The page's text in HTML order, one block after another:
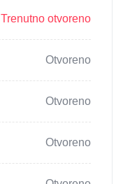
Trenutno otvoreno
Otvoreno
Otvoreno
Otvoreno